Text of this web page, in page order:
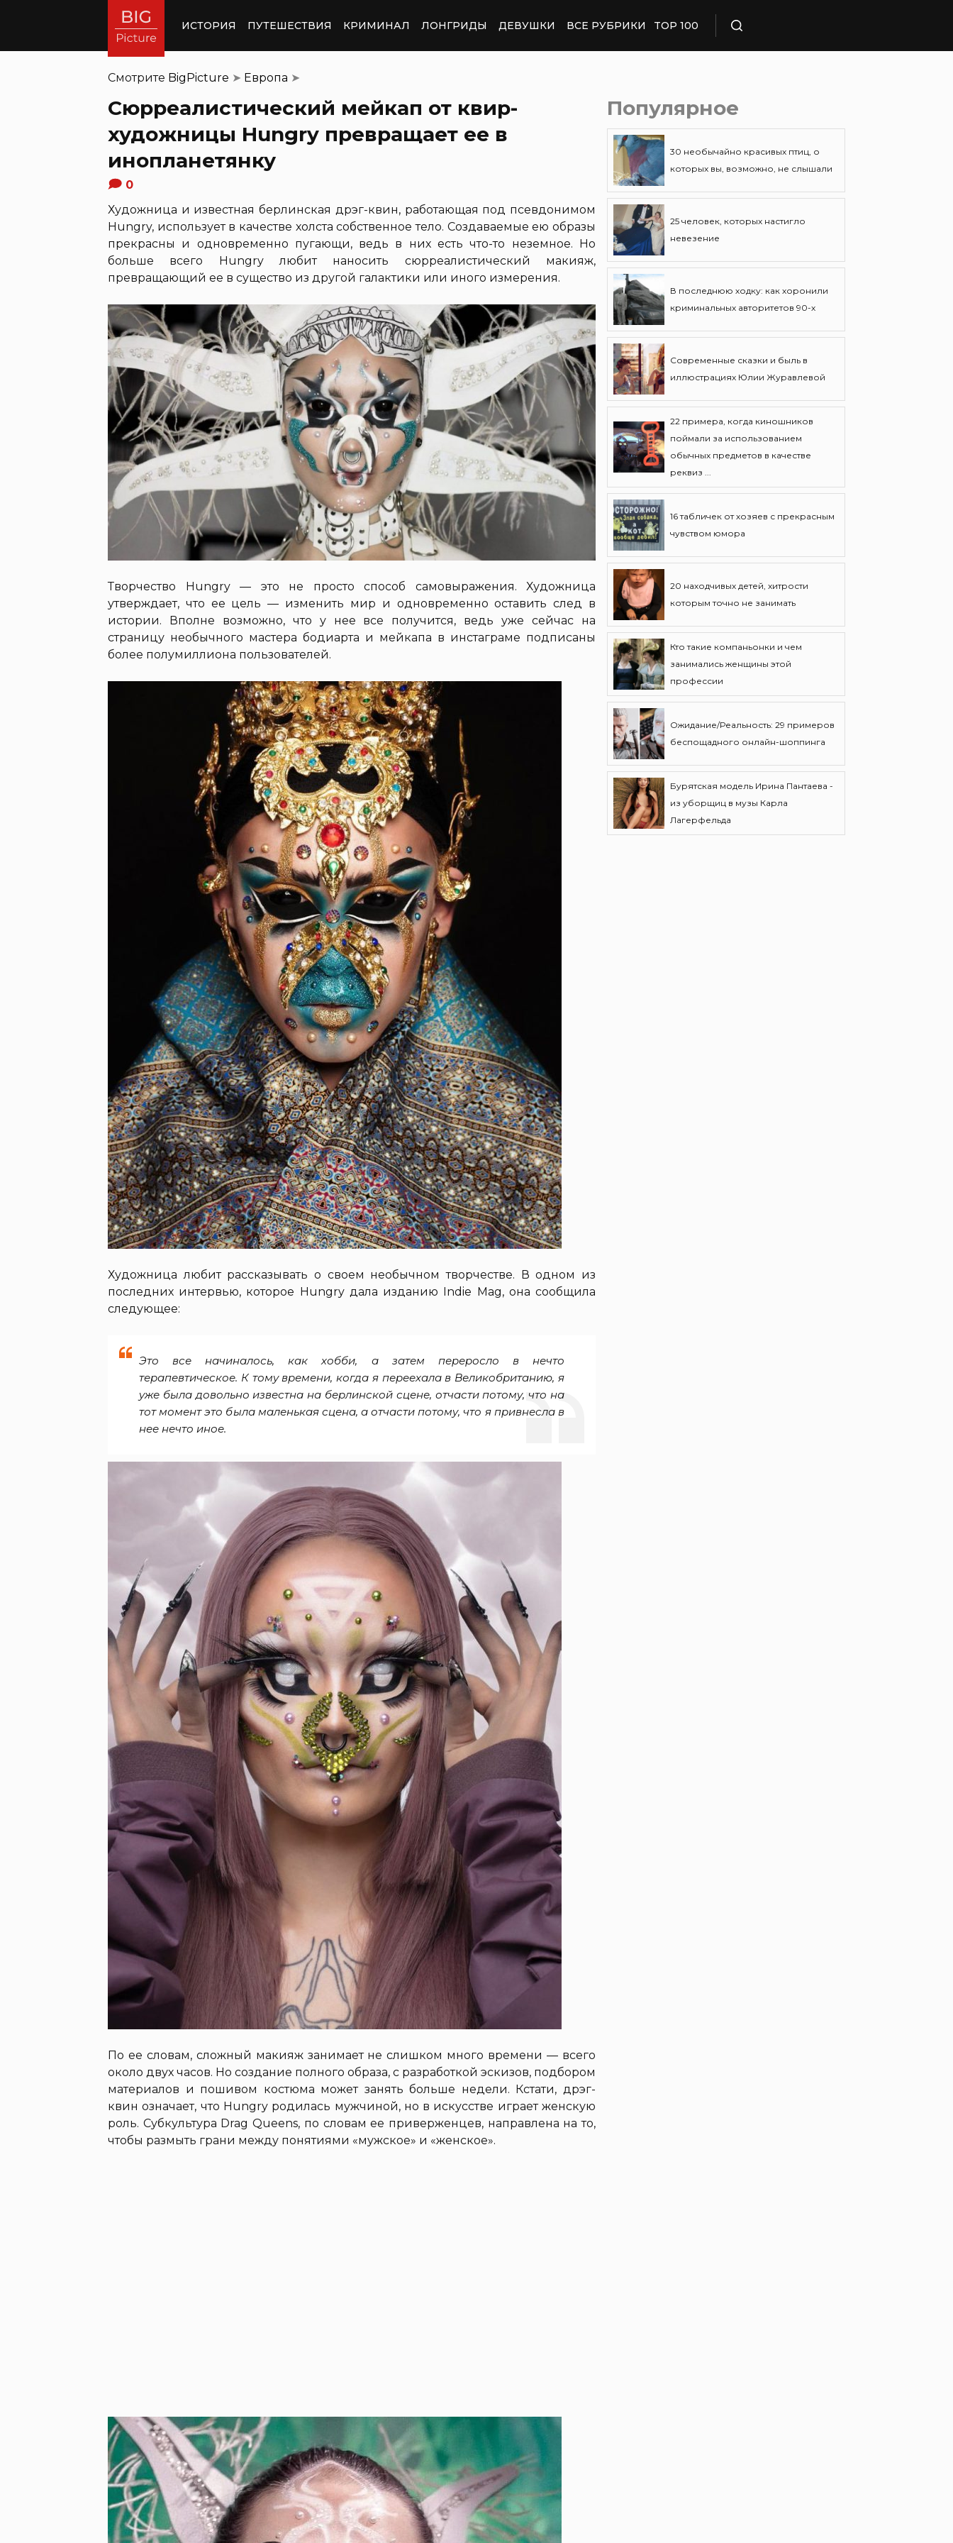
ИСТОРИЯ ПУТЕШЕСТВИЯ КРИМИНАЛ ЛОНГРИДЫ ДЕВУШКИ ВСЕ РУБРИКИ TOP 100
Смотрите BigPicture ➤ Европа ➤
Сюрреалистический мейкап от квир-
художницы Hungry превращает ее в
инопланетянку
0
Художница и известная берлинская дрэг-квин, работающая под псевдонимом
Hungry, использует в качестве холста собственное тело. Создаваемые ею образы
прекрасны и одновременно пугающи, ведь в них есть что-то неземное. Но
больше всего Hungry любит наносить сюрреалистический макияж,
превращающий ее в существо из другой галактики или иного измерения.
Творчество Hungry — это не просто способ самовыражения. Художница
утверждает, что ее цель — изменить мир и одновременно оставить след в
истории. Вполне возможно, что у нее все получится, ведь уже сейчас на
страницу необычного мастера бодиарта и мейкапа в инстаграме подписаны
более полумиллиона пользователей.
Художница любит рассказывать о своем необычном творчестве. В одном из
последних интервью, которое Hungry дала изданию Indie Mag, она сообщила
следующее:
Это все начиналось, как хобби, а затем переросло в нечто
терапевтическое. К тому времени, когда я переехала в Великобританию, я
уже была довольно известна на берлинской сцене, отчасти потому, что на
тот момент это была маленькая сцена, а отчасти потому, что я привнесла в
нее нечто иное.
По ее словам, сложный макияж занимает не слишком много времени — всего
около двух часов. Но создание полного образа, с разработкой эскизов, подбором
материалов и пошивом костюма может занять больше недели. Кстати, дрэг-
квин означает, что Hungry родилась мужчиной, но в искусстве играет женскую
роль. Субкультура Drag Queens, по словам ее приверженцев, направлена на то,
чтобы размыть грани между понятиями «мужское» и «женское».
Популярное
30 необычайно красивых птиц, о
которых вы, возможно, не слышали
25 человек, которых настигло
невезение
В последнюю ходку: как хоронили
криминальных авторитетов 90-х
Современные сказки и быль в
иллюстрациях Юлии Журавлевой
22 примера, когда киношников
поймали за использованием
обычных предметов в качестве
реквиз ...
16 табличек от хозяев с прекрасным
чувством юмора
20 находчивых детей, хитрости
которым точно не занимать
Кто такие компаньонки и чем
занимались женщины этой
профессии
Ожидание/Реальность: 29 примеров
беспощадного онлайн-шоппинга
Бурятская модель Ирина Пантаева -
из уборщиц в музы Карла
Лагерфельда